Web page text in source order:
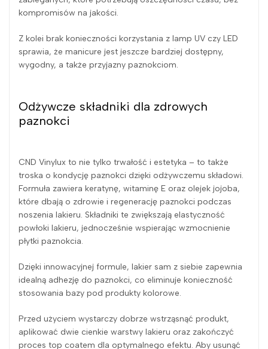
kompromisów na jakości.
Z kolei brak konieczności korzystania z lamp UV czy LED
sprawia, że manicure jest jeszcze bardziej dostępny,
wygodny, a także przyjazny paznokciom.
Odżywcze składniki dla zdrowych
paznokci
CND Vinylux to nie tylko trwałość i estetyka – to także
troska o kondycję paznokci dzięki odżywczemu składowi.
Formuła zawiera keratynę, witaminę E oraz olejek jojoba,
które dbają o zdrowie i regenerację paznokci podczas
noszenia lakieru. Składniki te zwiększają elastyczność
powłoki lakieru, jednocześnie wspierając wzmocnienie
płytki paznokcia.
Dzięki innowacyjnej formule, lakier sam z siebie zapewnia
idealną adhezję do paznokci, co eliminuje konieczność
stosowania bazy pod produkty kolorowe.
Przed użyciem wystarczy dobrze wstrząsnąć produkt,
aplikować dwie cienkie warstwy lakieru oraz zakończyć
proces top coatem dla optymalnego efektu. Aby usunąć